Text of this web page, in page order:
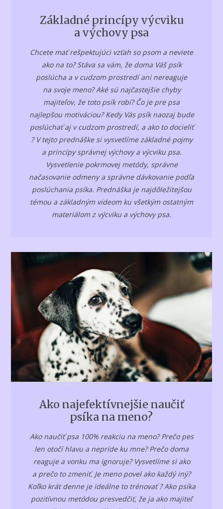
Základné princípy výcviku
a výchovy psa
Chcete mať rešpektujúci vzťah so psom a neviete
ako na to? Stáva sa vám, že doma Váš psík
poslúcha a v cudzom prostredí ani nereaguje
na svoje meno? Aké sú najčastejšie chyby
majiteľov, že toto psík robí? Čo je pre psa
najlepšou motiváciou? Kedy Vás psík naozaj bude
poslúchať aj v cudzom prostredí, a ako to docieliť
? V tejto prednáške si vysvetlíme základné pojmy
a princípy správnej výchovy a výcviku psa.
Vysvetlenie pokrmovej metódy, správne
načasovanie odmeny a správne dávkovanie podľa
poslúchania psíka. Prednáška je najdôležitejšou
témou a základným videom ku všetkým ostatným
materiálom z výcviku a výchovy psa.
Ako najefektívnejšie naučiť
psíka na meno?
Ako naučiť psa 100% reakciu na meno? Prečo pes
len otočí hlavu a nepríde ku mne? Prečo doma
reaguje a vonku ma ignoruje? Vysvetlíme si ako
a prečo to zmeniť. Je meno povel ako každý iný?
Koľko krát denne je ideálne to trénovať ? Ako psíka
pozitívnou metódou presvedčiť, že ja ako majiteľ